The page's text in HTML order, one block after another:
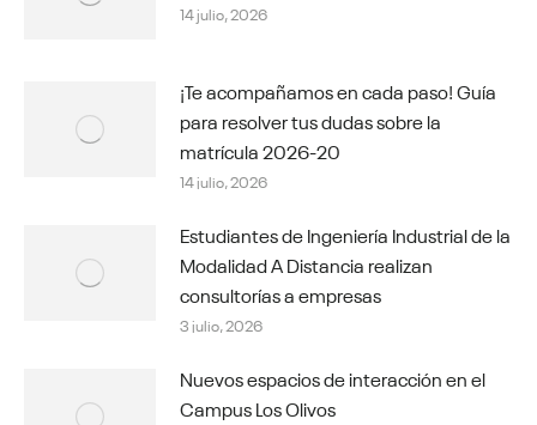
14 julio, 2026
¡Te acompañamos en cada paso! Guía
para resolver tus dudas sobre la
matrícula 2026-20
14 julio, 2026
Estudiantes de Ingeniería Industrial de la
Modalidad A Distancia realizan
consultorías a empresas
3 julio, 2026
Nuevos espacios de interacción en el
Campus Los Olivos